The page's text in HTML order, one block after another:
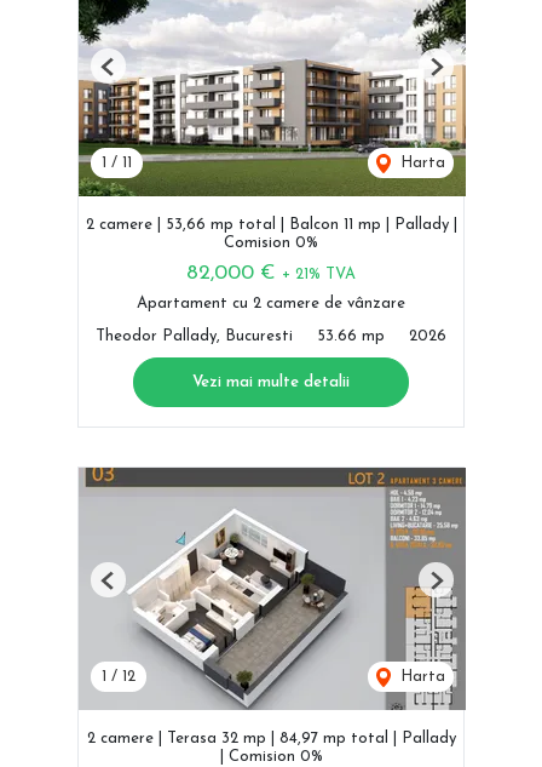
/ Harta
Previous Next
2 camere | 53,66 mp total | Balcon 11 mp | Pallady |
Comision 0%
82,000 € + 21% TVA
Apartament cu 2 camere de vânzare
Theodor Pallady, Bucuresti 53.66 mp 2026
Vezi mai multe detalii
/ 12 Harta
Previous Next
2 camere | Terasa 32 mp | 84,97 mp total | Pallady
| Comision 0%